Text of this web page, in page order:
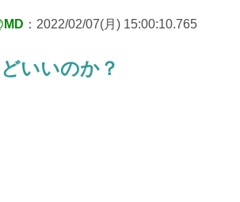
：2022/02/07(月) 15:00:10.765
いいのか？